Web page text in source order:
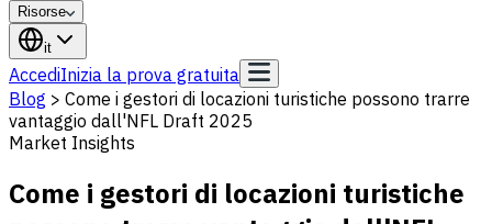
Risorse
it
AccediInizia la prova gratuita
Blog > Come i gestori di locazioni turistiche possono trarre
vantaggio dall'NFL Draft 2025
Market Insights
Come i gestori di locazioni turistiche